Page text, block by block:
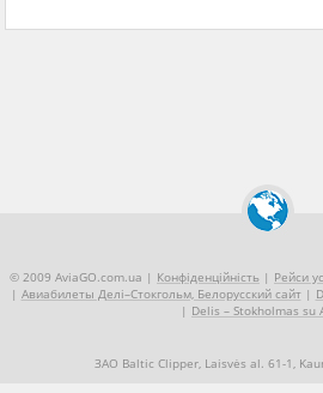
© 2009 AviaGO.com.ua | Конфіденційність | Рейси
| Авиабилеты Делі–Стокгольм, Белорусский сайт|
| Delis – Stokholmas su
ЗАО Baltic Clipper, Laisvės al. 61-1,